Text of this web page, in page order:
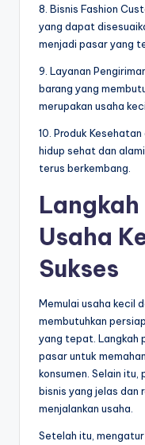
8. Bisnis Fashion
yang dapat
menjadi pasar yang
9. Layanan
barang yang
merupakan usaha
10. Produk
hidup sehat dan
terus berkembang.
Langkah
Usaha
Sukses
Memulai usaha kecil
membutuhkan
yang tepat. Langkah
pasar untuk
konsumen. Selain
bisnis yang jelas dan
menjalankan usaha.
Setelah itu,